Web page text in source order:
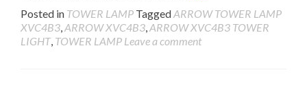
Posted in TOWER LAMP TaggedARROW TOWER LAMP
XVC4B3,ARROW XVC4B3,ARROW XVC4B3 TOWER
LIGHT, TOWER LAMP Leave a comment